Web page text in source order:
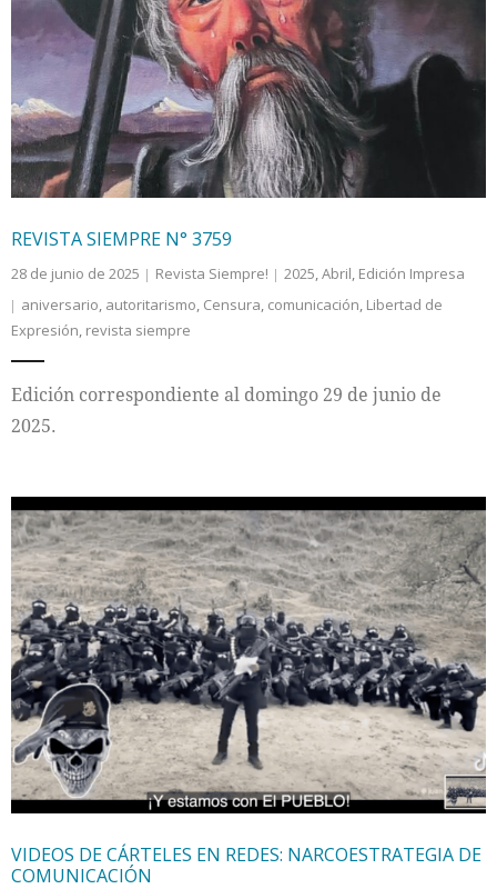
REVISTA SIEMPRE N° 3759
28 de junio de 2025 Revista Siempre! 2025,Abril, Edición Impresa
aniversario, autoritarismo, Censura, comunicación, Libertad de
Expresión, revista siempre
Edición correspondiente al domingo 29 de junio de
2025.
VIDEOS DE CÁRTELES EN REDES: NARCOESTRATEGIA DE
COMUNICACIÓN